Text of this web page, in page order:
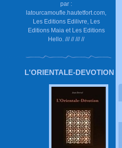
par :
latourcamoufle.hautetfort.com,
Les Editions Edilivre, Les
Editions Maia et Les Editions
Hello. /// // /// //
L'ORIENTALE-DEVOTION